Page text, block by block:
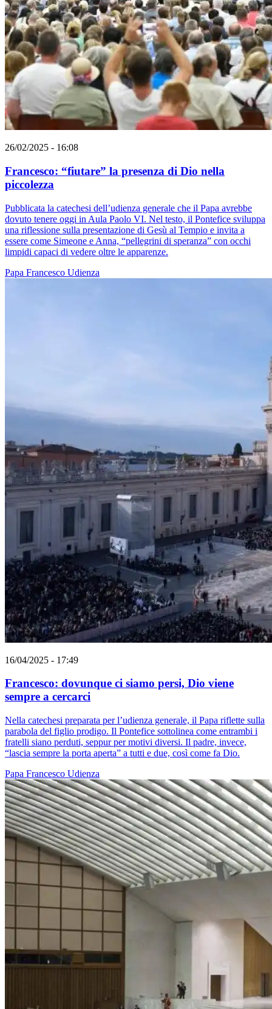
26/02/2025 - 16:08
Francesco: “fiutare” la presenza di Dio nella
piccolezza
Pubblicata la catechesi dell’udienza generale che il Papa avrebbe
dovuto tenere oggi in Aula Paolo VI. Nel testo, il Pontefice sviluppa
una riflessione sulla presentazione di Gesù al Tempio e invita a
essere come Simeone e Anna, “pellegrini di speranza” con occhi
limpidi capaci di vedere oltre le apparenze.
Papa Francesco Udienza
16/04/2025 - 17:49
Francesco: dovunque ci siamo persi, Dio viene
sempre a cercarci
Nella catechesi preparata per l’udienza generale, il Papa riflette sulla
parabola del figlio prodigo. Il Pontefice sottolinea come entrambi i
fratelli siano perduti, seppur per motivi diversi. Il padre, invece,
“lascia sempre la porta aperta” a tutti e due, così come fa Dio.
Papa Francesco Udienza